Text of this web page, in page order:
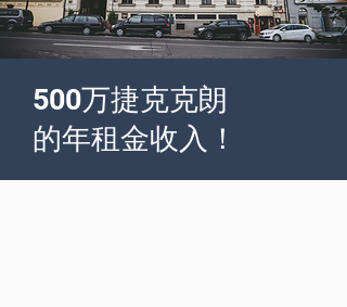
500万捷克克朗
的年租金收入！